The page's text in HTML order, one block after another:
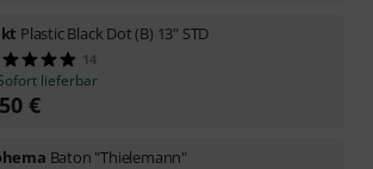
Plastic Black Dot (B) 13" STD
14
lieferbar
€
Baton "Thielemann"